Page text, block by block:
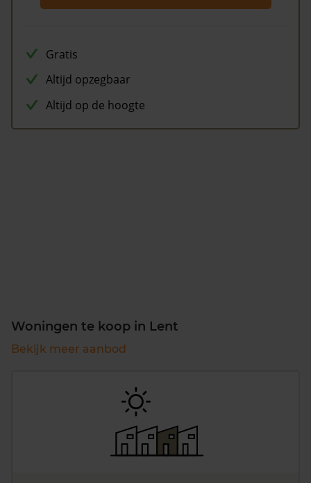
Gratis
Altijd opzegbaar
Altijd op de hoogte
Woningen te koop in Lent
Bekijk meer aanbod